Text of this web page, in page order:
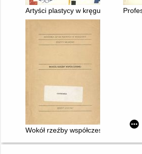
Artyści plastycy w kręgu CEPELII
Wokół rzeźby współczesnej